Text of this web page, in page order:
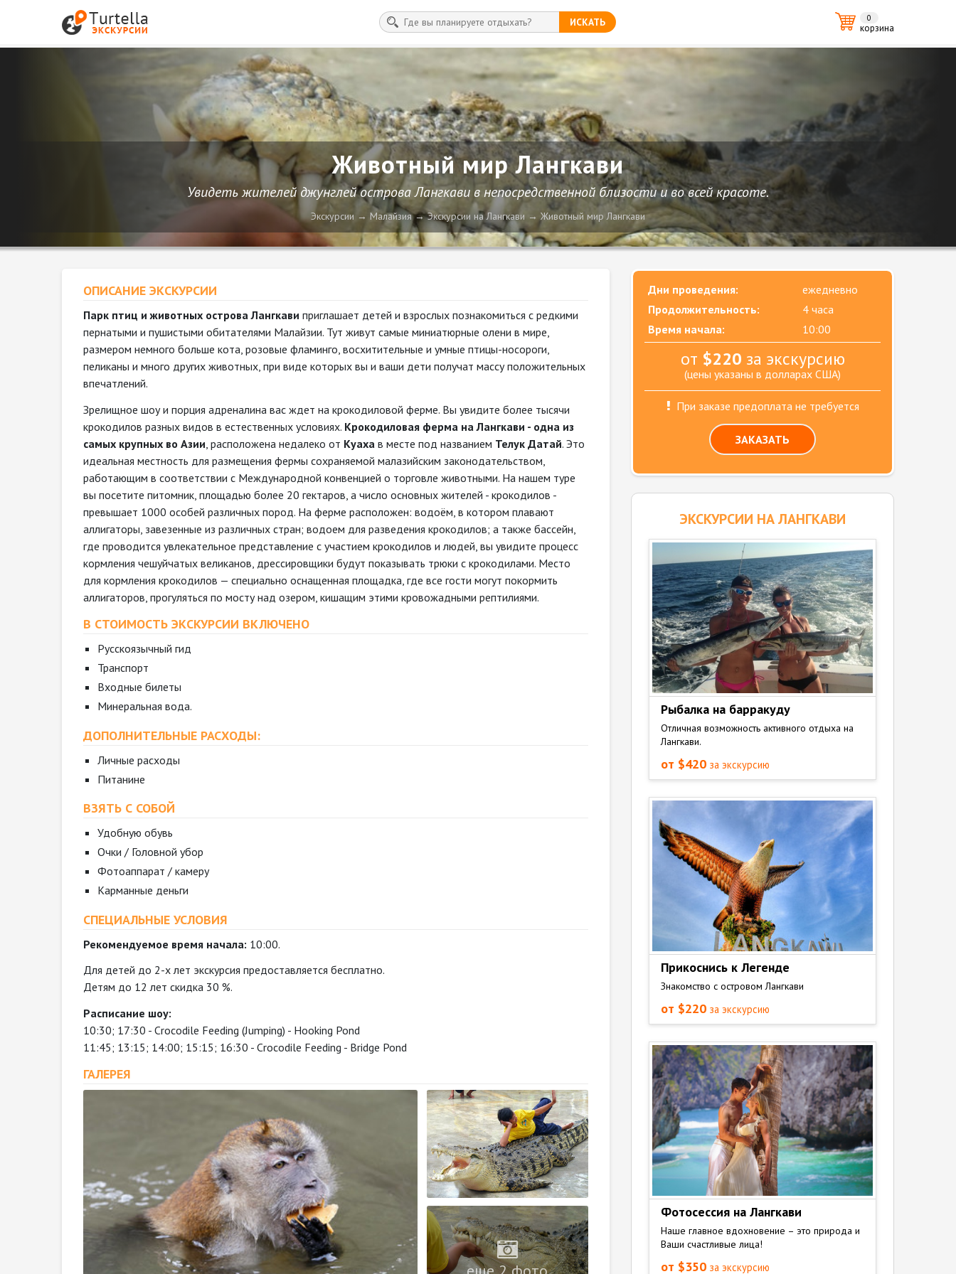
ИСКАТЬ 0
корзина
Животный мир Лангкави
Увидеть жителей джунглей острова Лангкави в непосредственной близости и во всей красоте.
Экскурсии Малайзия Экскурсии на Лангкави Животный мир Лангкави
ОПИСАНИЕ ЭКСКУРСИИ
Парк птиц и животных острова Лангкави приглашает детей и взрослых познакомиться с редкими
пернатыми и пушистыми обитателями Малайзии. Тут живут самые миниатюрные олени в мире,
размером немного больше кота, розовые фламинго, восхитительные и умные птицы-носороги,
пеликаны и много других животных, при виде которых вы и ваши дети получат массу положительных
впечатлений.
Зрелищное шоу и порция адреналина вас ждет на крокодиловой ферме. Вы увидите более тысячи
крокодилов разных видов в естественных условиях. Крокодиловая ферма на Лангкави - одна из
самых крупных во Азии , расположена недалеко от Куаха в месте под названием Телук Датай. Это
идеальная местность для размещения фермы сохраняемой малазийским законодательством,
работающим в соответствии с Международной конвенцией о торговле животными. На нашем туре
вы посетите питомник, площадью более 20 гектаров, а число основных жителей - крокодилов -
превышает 1000 особей различных пород. На ферме расположен: водоём, в котором плавают
аллигаторы, завезенные из различных стран; водоем для разведения крокодилов; а также бассейн,
где проводится увлекательное представление с участием крокодилов и людей, вы увидите процесс
кормления чешуйчатых великанов, дрессировщики будут показывать трюки с крокодилами. Место
для кормления крокодилов — специально оснащенная площадка, где все гости могут покормить
аллигаторов, прогуляться по мосту над озером, кишащим этими кровожадными рептилиями.
В СТОИМОСТЬ ЭКСКУРСИИ ВКЛЮЧЕНО
Русскоязычный гид
Транспорт
Входные билеты
Минеральная вода.
ДОПОЛНИТЕЛЬНЫЕ РАСХОДЫ:
Личные расходы
Питанине
ВЗЯТЬ С СОБОЙ
Удобную обувь
Очки / Головной убор
Фотоаппарат / камеру
Карманные деньги
СПЕЦИАЛЬНЫЕ УСЛОВИЯ
Рекомендуемое время начала: 10:00.
Для детей до 2-х лет экскурсия предоставляется бесплатно.
Детям до 12 лет скидка 30 %.
Расписание шоу:
10:30; 17:30 - Crocodile Feeding (Jumping) - Hooking Pond
11:45; 13:15; 14:00; 15:15; 16:30 - Crocodile Feeding - Bridge Pond
ГАЛЕРЕЯ
Дни проведения:
ежедневно
Продолжительность:
4 часа
Время начала:
10:00
от $220 за экскурсию
(цены указаны в долларах США)
При заказе предоплата не требуется
ЗАКАЗАТЬ
ЭКСКУРСИИ НА ЛАНГКАВИ
Рыбалка на барракуду
Отличная возможность активного отдыха на
Лангкави.
от $420 за экскурсию
Прикоснись к Легенде
Знакомство с островом Лангкави
от $220 за экскурсию
Фотосессия на Лангкави
Наше главное вдохновение – это природа и
Ваши счастливые лица!
от $350 за экскурсию